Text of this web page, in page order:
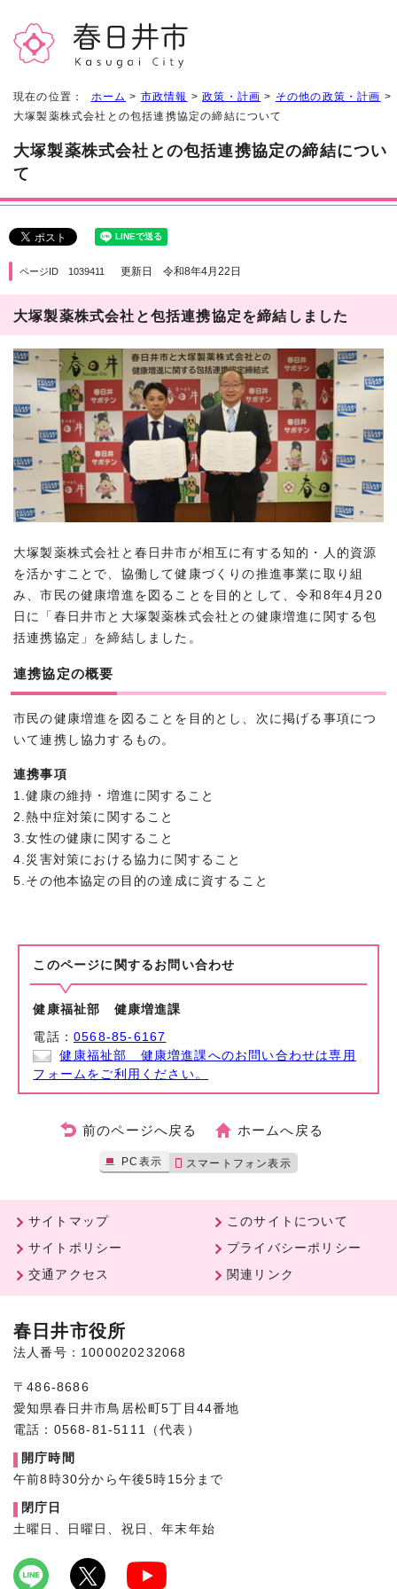
現在の位置： ホーム > 市政情報 >政策・計画 > その他の政策・計画 >
大塚製薬株式会社との包括連携協定の締結について
大塚製薬株式会社との包括連携協定の締結につい
て
ページID 1039411 更新日 令和8年4月22日
大塚製薬株式会社と包括連携協定を締結しました
大塚製薬株式会社と春日井市が相互に有する知的・人的資源
を活かすことで、協働して健康づくりの推進事業に取り組
み、市民の健康増進を図ることを目的として、令和8年4月20
日に「春日井市と大塚製薬株式会社との健康増進に関する包
括連携協定」を締結しました。
連携協定の概要
市民の健康増進を図ることを目的とし、次に掲げる事項につ
いて連携し協力するもの。
連携事項
1.健康の維持・増進に関すること
2.熱中症対策に関すること
3.女性の健康に関すること
4.災害対策における協力に関すること
5.その他本協定の目的の達成に資すること
このページに関する お問い合わせ
健康福祉部 健康増進課
電話：0568-85-6167
健康福祉部 健康増進課へのお問い合わせは専用
フォームをご利用ください。
前のページへ戻る ホームへ戻る
PC表示 スマートフォン表示
サイトマップ
このサイトについて
サイトポリシー
プライバシーポリシー
交通アクセス
関連リンク
春日井市役所
法人番号：1000020232068
〒486-8686
愛知県春日井市鳥居松町5丁目44番地
電話：0568-81-5111（代表）
開庁時間
午前8時30分から午後5時15分まで
閉庁日
土曜日、日曜日、祝日、年末年始